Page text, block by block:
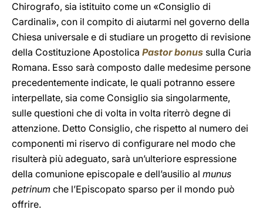
Chirografo, sia istituito come un «Consiglio di
Cardinali», con il compito di aiutarmi nel governo della
Chiesa universale e di studiare un progetto di revisione
della Costituzione Apostolica Pastor bonus sulla Curia
Romana. Esso sarà composto dalle medesime persone
precedentemente indicate, le quali potranno essere
interpellate, sia come Consiglio sia singolarmente,
sulle questioni che di volta in volta riterrò degne di
attenzione. Detto Consiglio, che rispetto al numero dei
componenti mi riservo di configurare nel modo che
risulterà più adeguato, sarà un’ulteriore espressione
della comunione episcopale e dell’ausilio al munus
petrinum che l’Episcopato sparso per il mondo può
offrire.